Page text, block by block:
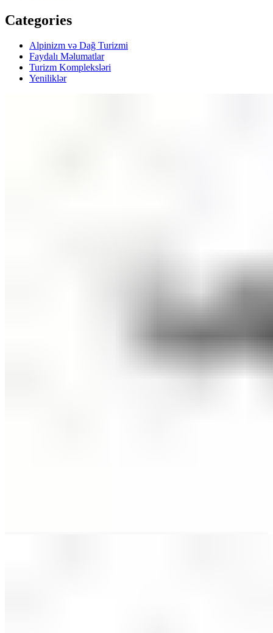
Categories
Alpinizm və Dağ Turizmi
Faydalı Məlumatlar
Turizm Kompleksləri
Yeniliklər